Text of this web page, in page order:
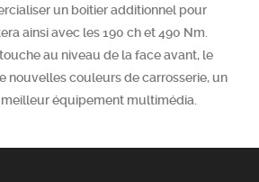
un boitier additionnel pour
ainsi avec les 190 ch et 490 Nm.
au niveau de la face avant, le
nouvelles couleurs de carrosserie, un
équipement multimédia.